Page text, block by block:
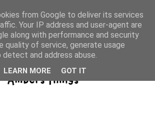
from Google to deliver its services
Your IP address and user-agent are
along with performance and security
quality of service, generate usage
and address abuse.
LEARN MORE GOT IT